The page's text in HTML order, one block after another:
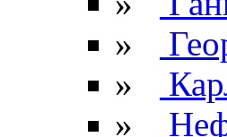
»
»
»